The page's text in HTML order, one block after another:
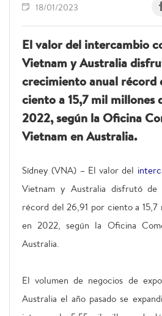
18/01/2023
El valor del intercambio
Vietnam y Australia
crecimiento anual récord
ciento a 15,7 mil millones
2022, según la Oficina
Vietnam en Australia.
Sídney (VNA) – El valor del
Vietnam y Australia disfrutó de
récord del 26,91 por ciento a 15,7
en 2022, según la Oficina
Australia.
El volumen de negocios de
Australia el año pasado se